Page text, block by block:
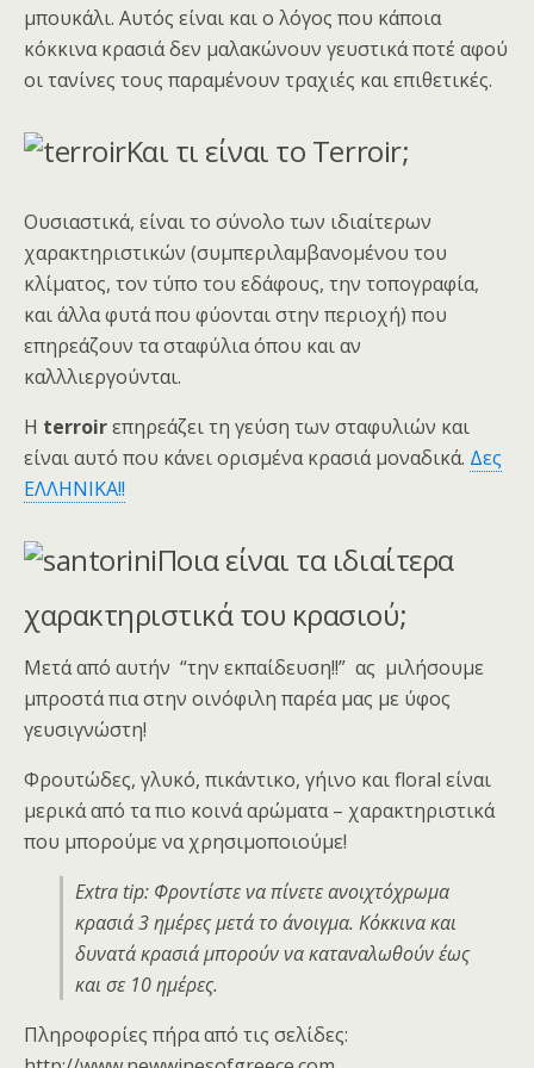
μπουκάλι. Αυτός είναι και ο λόγος που κάποια
κόκκινα κρασιά δεν μαλακώνουν γευστικά ποτέ αφού
οι τανίνες τους παραμένουν τραχιές και επιθετικές.
Και τι είναι το Terroir;
Ουσιαστικά, είναι το σύνολο των ιδιαίτερων
χαρακτηριστικών (συμπεριλαμβανομένου του
κλίματος, τον τύπο του εδάφους, την τοπογραφία,
και άλλα φυτά που φύονται στην περιοχή) που
επηρεάζουν τα σταφύλια όπου και αν
καλλλιεργούνται.
Η terroirεπηρεάζει τη γεύση των σταφυλιών και
είναι αυτό που κάνει ορισμένα κρασιά μοναδικά. Δες
ΕΛΛΗΝΙΚΑ!!
Ποια είναι τα ιδιαίτερα
χαρακτηριστικά του κρασιού;
Μετά από αυτήν “την εκπαίδευση!!” ας μιλήσουμε
μπροστά πια στην οινόφιλη παρέα μας με ύφος
γευσιγνώστη!
Φρουτώδες, γλυκό, πικάντικο, γήινο και floral είναι
μερικά από τα πιο κοινά αρώματα – χαρακτηριστικά
που μπορούμε να χρησιμοποιούμε!
Extra tip: Φροντίστε να πίνετε ανοιχτόχρωμα
κρασιά 3 ημέρες μετά το άνοιγμα. Κόκκινα και
δυνατά κρασιά μπορούν να καταναλωθούν έως
και σε 10 ημέρες.
Πληροφορίες πήρα από τις σελίδες: